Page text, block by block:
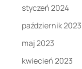
styczeń 2024
październik 2023
maj 2023
kwiecień 2023